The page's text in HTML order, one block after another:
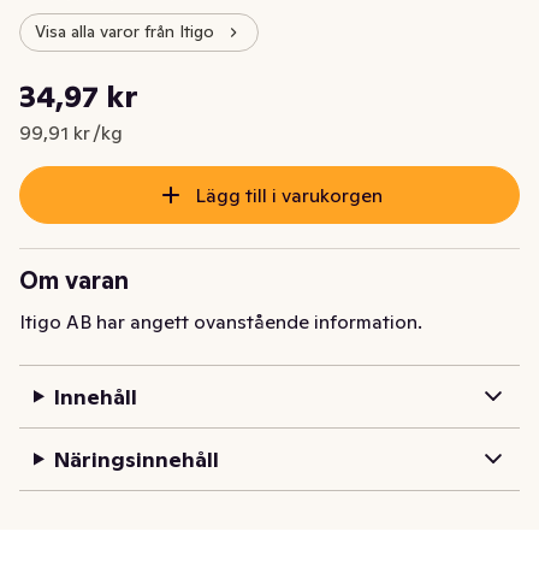
Visa alla varor från Itigo
Nuvarande pris är: 34,97 kr
34,97 kr
99,91 kr /kg
Styckpris: 99,91 kr /kg
Lägg till i varukorgen
Om varan
Itigo AB har angett ovanstående information.
Innehåll
Näringsinnehåll